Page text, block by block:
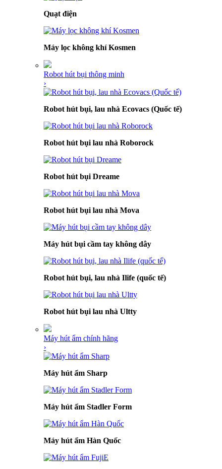
Quạt điện
Máy lọc không khí Kosmen
Robot hút bụi thông minh
›
Robot hút bụi, lau nhà Ecovacs (Quốc tế)
Robot hút bụi lau nhà Roborock
Robot hút bụi Dreame
Robot hút bụi lau nhà Mova
Máy hút bụi cầm tay không dây
Robot hút bụi, lau nhà Ilife (quốc tế)
Robot hút bụi lau nhà Ultty
Máy hút ẩm chính hãng
›
Máy hút ẩm Sharp
Máy hút ẩm Stadler Form
Máy hút ẩm Hàn Quốc